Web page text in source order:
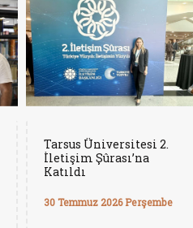
Tarsus Üniversitesi 2.
İletişim Şûrası’na
Katıldı
30 Temmuz 2026 Perşembe